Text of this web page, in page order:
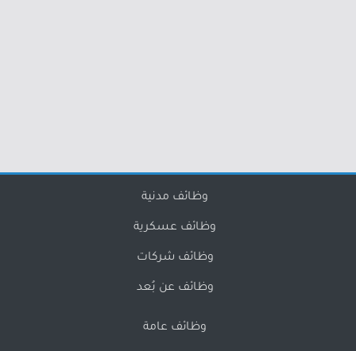
وظائف مدنية
وظائف عسكرية
وظائف شركات
وظائف عن بُعد
وظائف عامة